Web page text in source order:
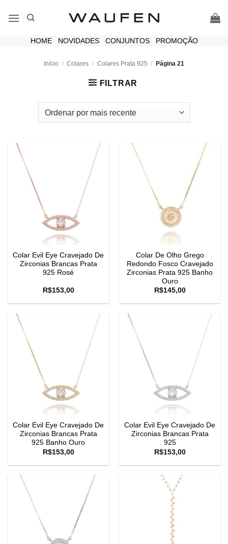
HOME| NOVIDADES| CONJUNTOS| PROMOÇÃO
Início / Colares / Colares Prata 925 / Página 21
FILTRAR
Colar Evil Eye Cravejado De
Zirconias Brancas Prata
925 Rosé
R$153,00
Colar De Olho Grego
Redondo Fosco Cravejado
Zirconias Prata 925 Banho
Ouro
R$145,00
Colar Evil Eye Cravejado De
Zirconias Brancas Prata
925 Banho Ouro
R$153,00
Colar Evil Eye Cravejado De
Zirconias Brancas Prata
925
R$153,00